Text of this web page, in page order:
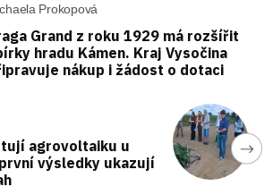
Prokopová
Grand z roku 1929 má rozšířit
hradu Kámen. Kraj Vysočina
nákup i žádost o dotaci
agrovoltaiku u
výsledky ukazují